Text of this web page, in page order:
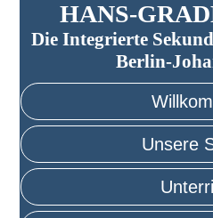
HANS-
Die Integrierte
Berlin-
Unsere